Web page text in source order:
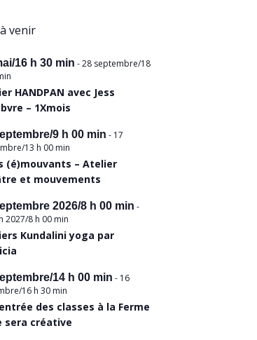
venir
16 h 30 min -28 septembre/18
HANDPAN avec Jess
– 1Xmois
9 h 00 min - 17
13 h 00 min
(é)mouvants – Atelier
et mouvements
2026/8 h 00 min -
2027/8 h 00 min
Kundalini yoga par
14 h 00 min - 16
16 h 30 min
des classes à la Ferme
sera créative